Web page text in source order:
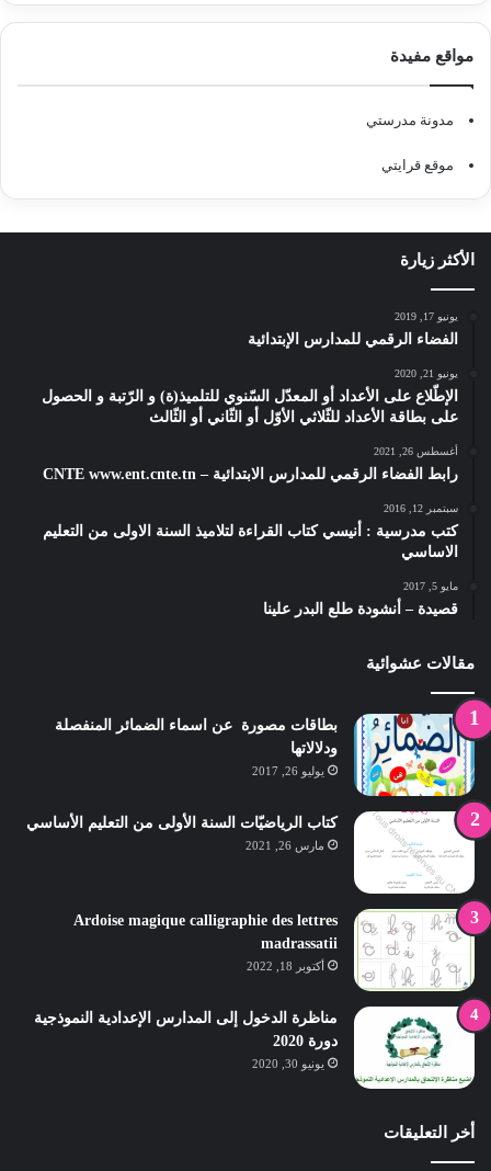
مواقع مفيدة
مدونة مدرستي
موقع قرايتي
الأكثر زيارة
يونيو 17, 2019
الفضاء الرقمي للمدارس الإبتدائية
يونيو 21, 2020
الإطّلاع على الأعداد أو المعدّل السّنوي للتلميذ(ة) و الرّتبة و الحصول
على بطاقة الأعداد للثّلاثي الأوّل أو الثّاني أو الثّالث
أغسطس 26, 2021
رابط الفضاء الرقمي للمدارس الابتدائية – CNTE www.ent.cnte.tn
سبتمبر 12, 2016
كتب مدرسية : أنيسي كتاب القراءة لتلاميذ السنة الاولى من التعليم
الاساسي
مايو 5, 2017
قصيدة – أنشودة طلع البدر علينا
مقالات عشوائية
بطاقات مصورة عن اسماء الضمائر المنفصلة
ودلالاتها
يوليو 26, 2017
كتاب الرياضيّات السنة الأولى من التعليم الأساسي
مارس 26, 2021
Ardoise magique calligraphie des lettres
madrassatii
أكتوبر 18, 2022
مناظرة الدخول إلى المدارس الإعدادية النموذجية
دورة 2020
يونيو 30, 2020
أخر التعليقات